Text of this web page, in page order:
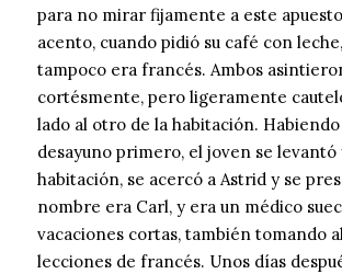
para no mirar fijamente a este
acento, cuando pidió su café con
tampoco era francés. Ambos
cortésmente, pero ligeramente
lado al otro de la habitación.
desayuno primero, el joven se levantó
habitación, se acercó a Astrid y se
nombre era Carl, y era un médico
vacaciones cortas, también tomando
lecciones de francés. Unos días